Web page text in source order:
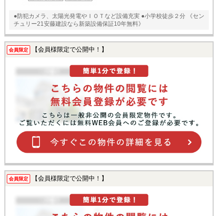
●防犯カメラ、太陽光発電やＩＯＴなど設備充実 ●小学校徒歩２分 《セン
チュリー21安藤建設なら新築設備保証10年無料》
会員限定 【会員様限定で公開中！】
会員限定 【会員様限定で公開中！】